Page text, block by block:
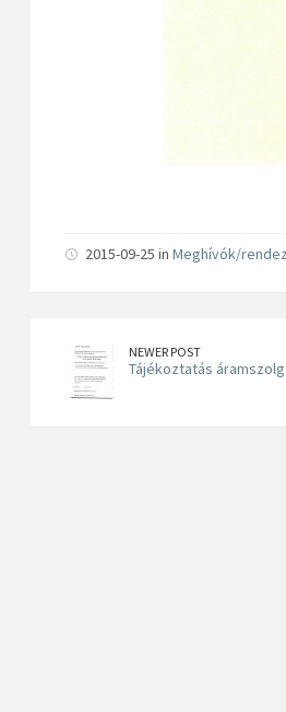
2015-09-25 in Meghívók/
NEWER POST
Tájékoztatás